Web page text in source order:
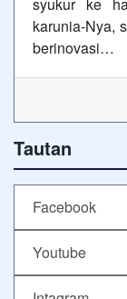
karunia-Nya,
berinovasi…
Tautan
Facebook
Youtube